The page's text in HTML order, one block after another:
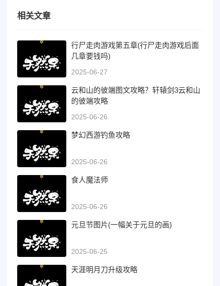
相关文章
行尸走肉游戏第五章(行尸走肉游戏后面
几章要钱吗)
2025-06-27
云和山的彼端图文攻略？轩辕剑3云和山
的彼端攻略
2025-06-26
梦幻西游钓鱼攻略
2025-06-26
食人魔法师
2025-06-26
元旦节图片(一幅关于元旦的画)
2025-06-25
天涯明月刀升级攻略